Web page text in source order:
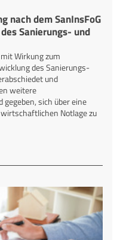
nach dem SanInsFoG
Sanierungs- und
Wirkung zum
des Sanierungs-
und
weitere
sich über eine
Notlage zu